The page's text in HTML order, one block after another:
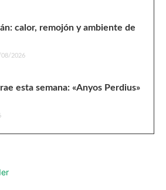
calor, remojón y ambiente de
2026
esta semana: «Anyos Perdius»